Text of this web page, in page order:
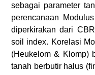
sebagai parameter
perencanaan
diperkirakan dari
soil index. Korelasi
(Heukelom & Klomp)
tanah berbutir halus